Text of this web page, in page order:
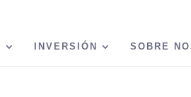
INVERSIÓN SOBRE